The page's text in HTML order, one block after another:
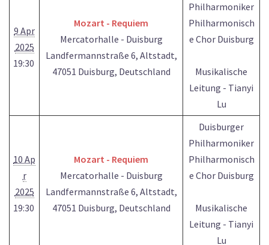
9 Apr
2025
19:30
Mozart - Requiem
Mercatorhalle - Duisburg
Landfermannstraße 6, Altstadt,
47051 Duisburg, Deutschland
Philharmoniker
Philharmonisch
e Chor Duisburg
Musikalische
Leitung - Tianyi
Lu
10 Ap
r
2025
19:30
Mozart - Requiem
Mercatorhalle - Duisburg
Landfermannstraße 6, Altstadt,
47051 Duisburg, Deutschland
Duisburger
Philharmoniker
Philharmonisch
e Chor Duisburg
Musikalische
Leitung - Tianyi
Lu